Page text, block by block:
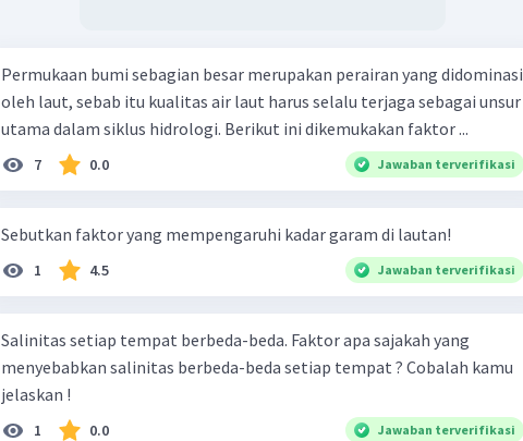
Permukaan bumi sebagian besar merupakan perairan yang didominasi
oleh laut, sebab itu kualitas air laut harus selalu terjaga sebagai unsur
utama dalam siklus hidrologi. Berikut ini dikemukakan faktor ...
7 0.0 Jawaban terverifikasi
Sebutkan faktor yang mempengaruhi kadar garam di lautan!
1 4.5 Jawaban terverifikasi
Salinitas setiap tempat berbeda-beda. Faktor apa sajakah yang
menyebabkan salinitas berbeda-beda setiap tempat ? Cobalah kamu
jelaskan !
1 0.0 Jawaban terverifikasi